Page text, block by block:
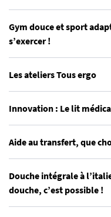
Gym douce et sport
s’exercer !
Les ateliers Tous ergo
Innovation : Le lit
Aide au transfert, que
Douche intégrale à
douche, c’est possible !